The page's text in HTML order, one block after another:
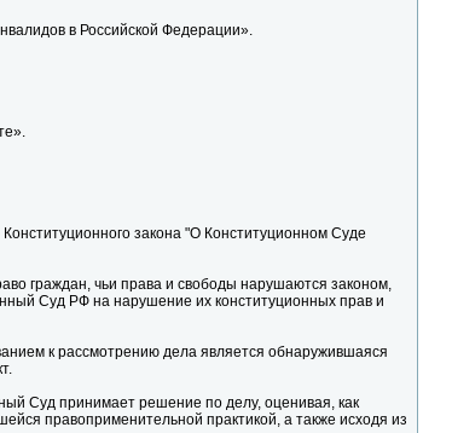
в Российской Федерации».
закона "О Конституционном Суде
граждан, чьи права и свободы нарушаются законом,
Суд РФ на нарушение их конституционных прав и
к рассмотрению дела является обнаружившаяся
Суд принимает решение по делу, оценивая, как
правоприменительной практикой, а также исходя из